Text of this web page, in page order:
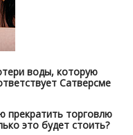
воды, которую
Сатверсме
прекратить торговлю
это будет стоить?